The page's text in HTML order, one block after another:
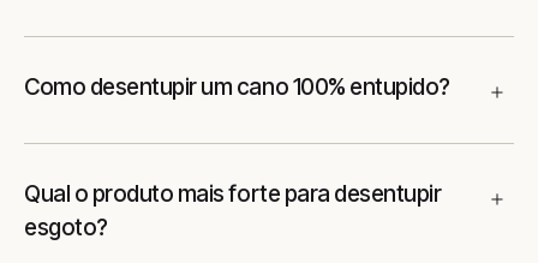
Como desentupir um cano 100% entupido?
Qual o produto mais forte para desentupir
esgoto?